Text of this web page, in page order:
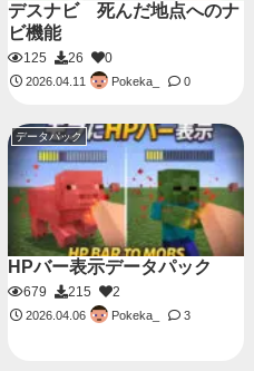
デスナビ 死んだ地点へのナ
ビ機能
125 26 0
2026.04.11 Pokeka_ 0
データパック
HPバー表示データパック
679 215 2
2026.04.06 Pokeka_ 3